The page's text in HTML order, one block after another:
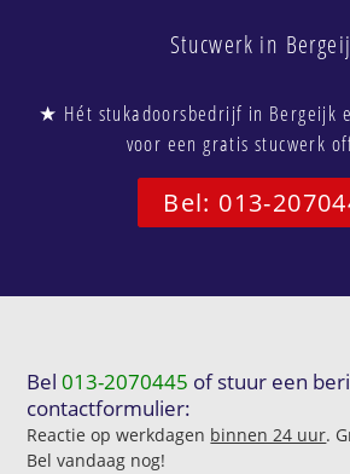
Stucwerk in
★ Hét stukadoorsbedrijf in Bergeijk
voor een gratis stucwerk
Bel: 013-
Bel013-2070445 of stuur een
contactformulier:
Reactie op werkdagen binnen 24 uur.
Bel vandaag nog!